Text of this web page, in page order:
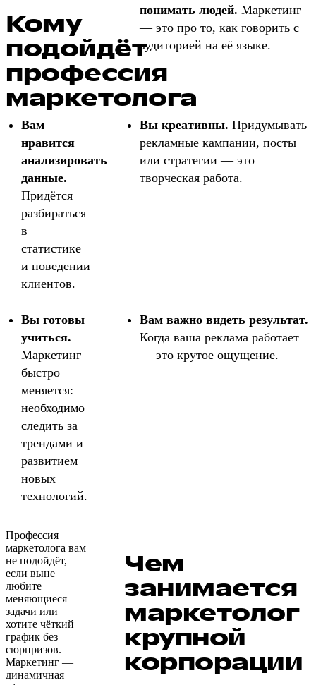
Кому
подойдёт
профессия
маркетолога
понимать людей. Маркетинг
— это про то, как говорить с
аудиторией на её языке.
Вам
нравится
анализировать
данные.
Придётся
разбираться
в
статистике
и поведении
клиентов.
Вы креативны. Придумывать
рекламные кампании, посты
или стратегии — это
творческая работа.
Вы готовы
учиться.
Маркетинг
быстро
меняется:
необходимо
следить за
трендами и
развитием
новых
технологий.
Вам важно видеть результат.
Когда ваша реклама работает
— это крутое ощущение.
Профессия
маркетолога вам
не подойдёт,
если выне
любите
меняющиеся
задачи или
хотите чёткий
график без
сюрпризов.
Маркетинг —
динамичная
Чем
занимается
маркетолог
крупной
корпорации